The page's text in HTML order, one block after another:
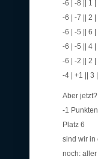
-6 | -8 || 1 |
-6 | -7 || 2 |
-6 | -5 || 6 |
-6 | -5 || 4 |
-6 | -2 || 2 |
-4 | +1 || 3
Aber
-1
Platz 6
sind wir in
noch: